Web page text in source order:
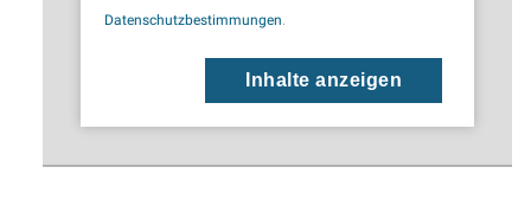
Datenschutzbestimmungen.
Inhalte anzeigen